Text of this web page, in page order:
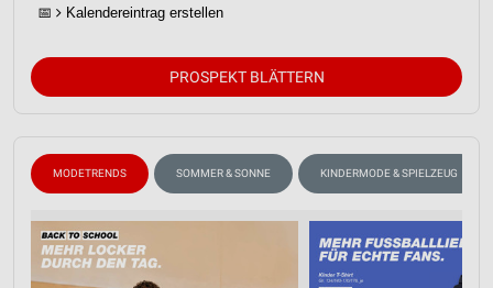
📅 Kalendereintrag erstellen
PROSPEKT BLÄTTERN
MODETRENDS SOMMER & SONNE KINDERMODE & SPIELZEUG